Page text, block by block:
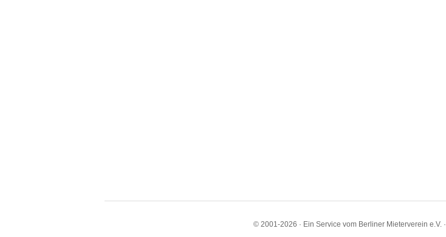
© 2001-2026 · Ein Service vom Berliner Mieterverein e.V. ·